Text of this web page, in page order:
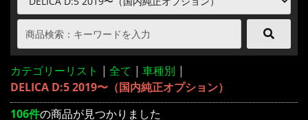
カテゴリーリスト | 全て | 車種別 |
DELICA D:5 2019〜（国内純正オプション）
106件の商品が見つかりました